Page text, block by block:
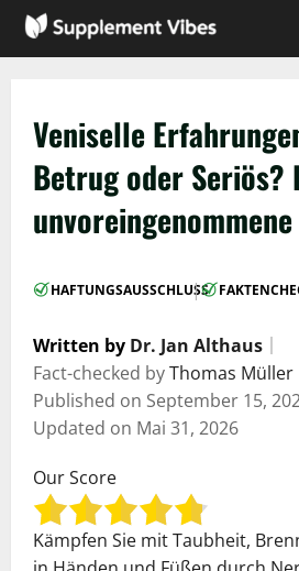
Zum
Inhalt
Veniselle
Betrug oder Seriös?
HAFTUNGSAUSSCHLUSS
|
Written by Dr. Jan Althaus
Fact-checked byThomas Müller
Published on September 15,
Updated on Mai 31, 2026
Our Score
Kämpfen Sie mit Taubheit,